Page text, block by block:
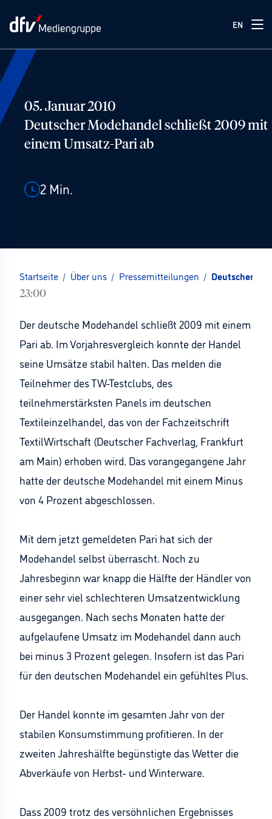
EN
05. Januar 2010
Deutscher Modehandel schließt 2009 mit
einem Umsatz-Pari ab
2 Min.
Startseite / Über uns / Pressemitteilungen / Deutscher
23:00
Der deutsche Modehandel schließt 2009 mit einem
Pari ab. Im Vorjahresvergleich konnte der Handel
seine Umsätze stabil halten. Das melden die
Teilnehmer des TW-Testclubs, des
teilnehmerstärksten Panels im deutschen
Textileinzelhandel, das von der Fachzeitschrift
TextilWirtschaft (Deutscher Fachverlag, Frankfurt
am Main) erhoben wird. Das vorangegangene Jahr
hatte der deutsche Modehandel mit einem Minus
von 4 Prozent abgeschlossen.
Mit dem jetzt gemeldeten Pari hat sich der
Modehandel selbst überrascht. Noch zu
Jahresbeginn war knapp die Hälfte der Händler von
einer sehr viel schlechteren Umsatzentwicklung
ausgegangen. Nach sechs Monaten hatte der
aufgelaufene Umsatz im Modehandel dann auch
bei minus 3 Prozent gelegen. Insofern ist das Pari
für den deutschen Modehandel ein gefühltes Plus.
Der Handel konnte im gesamten Jahr von der
stabilen Konsumstimmung profitieren. In der
zweiten Jahreshälfte begünstigte das Wetter die
Abverkäufe von Herbst- und Winterware.
Dass 2009 trotz des versöhnlichen Ergebnisses